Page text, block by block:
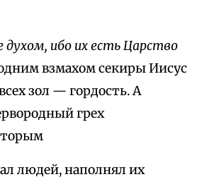
ибо их есть Царство
взмахом секиры Иисус
зол — гордость. А
грех
людей, наполнял их